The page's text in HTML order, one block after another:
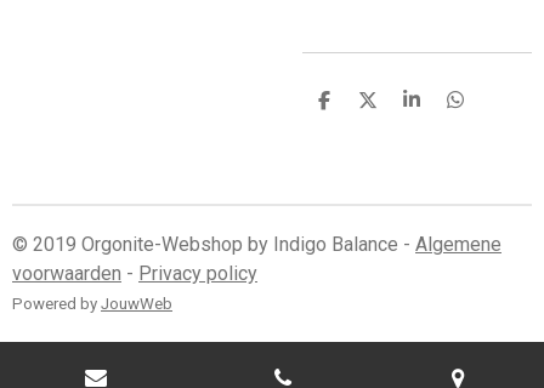
D
D
S
D
© 2019 Orgonite-Webshop by Indigo Balance - Algemene
voorwaarden - Privacy policy
Powered by JouwWeb